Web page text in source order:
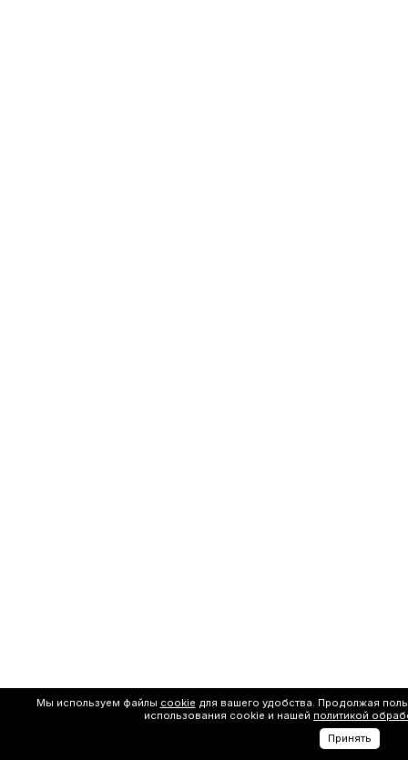
Мы используем файлы cookie для вашего удобства. Продолжая
использования cookie и нашей политикой
Принять